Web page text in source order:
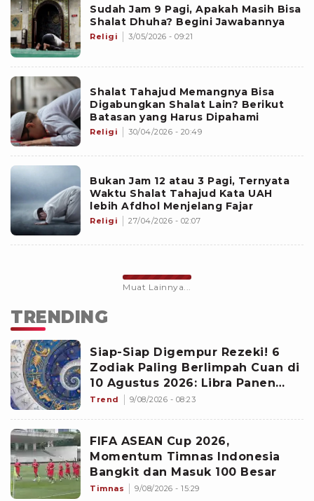
Sudah Jam 9 Pagi, Apakah Masih Bisa
Shalat Dhuha? Begini Jawabannya
Religi 3/05/2026 - 09:21
Shalat Tahajud Memangnya Bisa
Digabungkan Shalat Lain? Berikut
Batasan yang Harus Dipahami
Religi 30/04/2026 - 20:49
Bukan Jam 12 atau 3 Pagi, Ternyata
Waktu Shalat Tahajud Kata UAH
lebih Afdhol Menjelang Fajar
Religi 27/04/2026 - 02:07
Muat Lainnya...
TRENDING
Siap-Siap Digempur Rezeki! 6
Zodiak Paling Berlimpah Cuan di
10 Agustus 2026: Libra Panen
Proyek Emas
Trend 9/08/2026 - 08:23
FIFA ASEAN Cup 2026,
Momentum Timnas Indonesia
Bangkit dan Masuk 100 Besar
Timnas 9/08/2026 - 15:29